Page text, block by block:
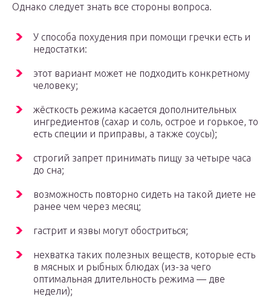
Однако следует знать все стороны вопроса.
У способа похудения при помощи гречки есть и
недостатки:
этот вариант может не подходить конкретному
человеку;
жёсткость режима касается дополнительных
ингредиентов (сахар и соль, острое и горькое, то
есть специи и приправы, а также соусы);
строгий запрет принимать пищу за четыре часа
до сна;
возможность повторно сидеть на такой диете не
ранее чем через месяц;
гастрит и язвы могут обостриться;
нехватка таких полезных веществ, которые есть
в мясных и рыбных блюдах (из-за чего
оптимальная длительность режима — две
недели);